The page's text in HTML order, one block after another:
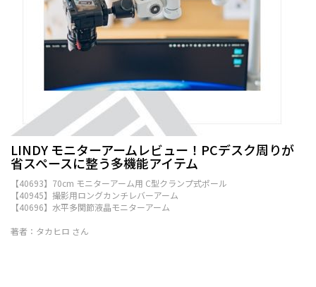
LINDY モニターアームレビュー！PCデスク周りが
省スペースに整う多機能アイテム
【40693】70cm モニターアーム用 C型クランプ式ポール
【40945】撮影用ロングカンチレバーアーム
【40696】水平多関節液晶モニターアーム
著者：タカヒロ さん